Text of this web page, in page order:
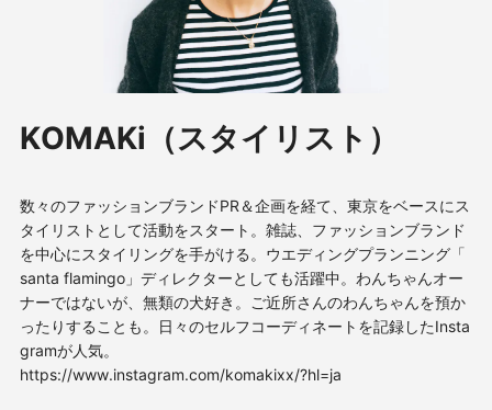
KOMAKi（スタイリスト）
数々のファッションブランドPR＆企画を経て、東京をベースにス
タイリストとして活動をスタート。雑誌、ファッションブランド
を中心にスタイリングを手がける。ウエディングプランニング「
santa flamingo」ディレクターとしても活躍中。わんちゃんオー
ナーではないが、無類の犬好き。ご近所さんのわんちゃんを預か
ったりすることも。日々のセルフコーディネートを記録したInsta
gramが人気。
https://www.instagram.com/komakixx/?hl=ja